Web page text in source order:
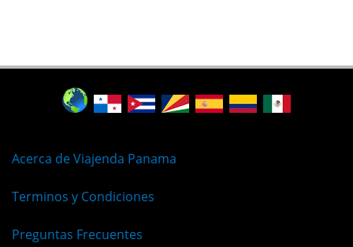
Acerca de Viajenda Panama
Terminos y Condiciones
Preguntas Frecuentes